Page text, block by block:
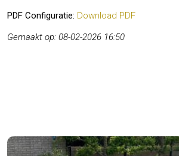
PDF Configuratie: Download PDF
Gemaakt op: 08-02-2026 16:50